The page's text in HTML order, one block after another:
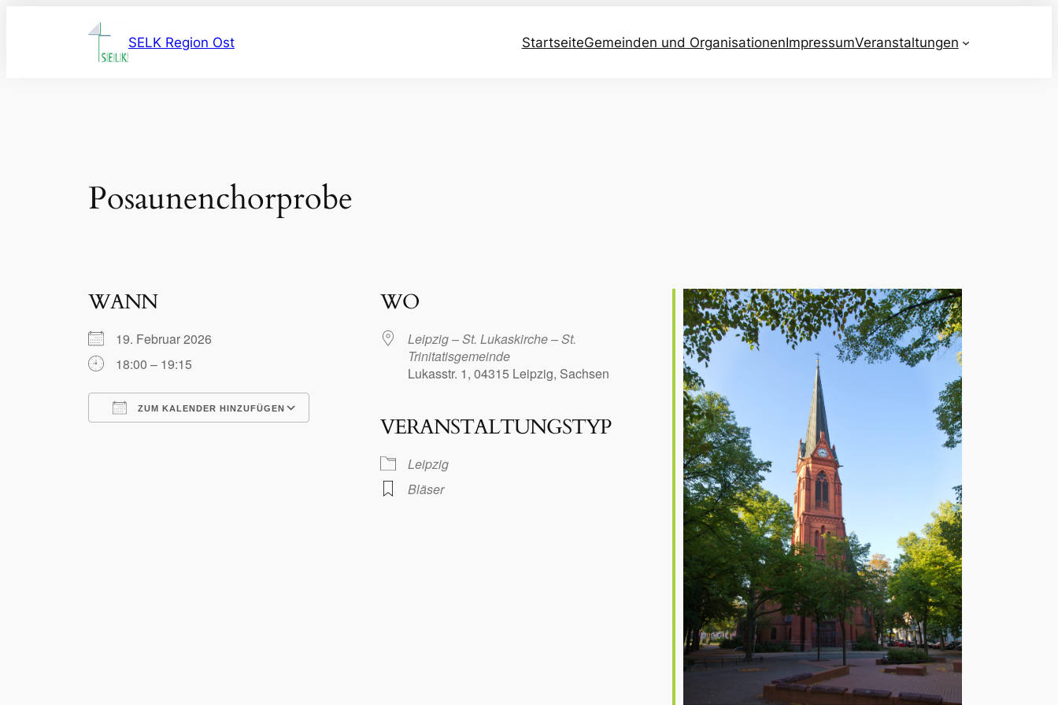
SELK Region Ost StartseiteGemeinden und OrganisationenImpressumVeranstaltungen
Posaunenchorprobe
WANN
19. Februar 2026
18:00 – 19:15
ZUM KALENDER HINZUFÜGEN
Google Kalender iCalendar Office 365 Outlook Live
WO
Leipzig – St. Lukaskirche – St.
Trinitatisgemeinde
Lukasstr. 1, 04315 Leipzig, Sachsen
VERANSTALTUNGSTYP
Leipzig
Bläser